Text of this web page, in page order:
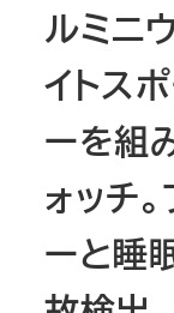
ルミニ
イトス
ーを組
ォッチ
ーと睡